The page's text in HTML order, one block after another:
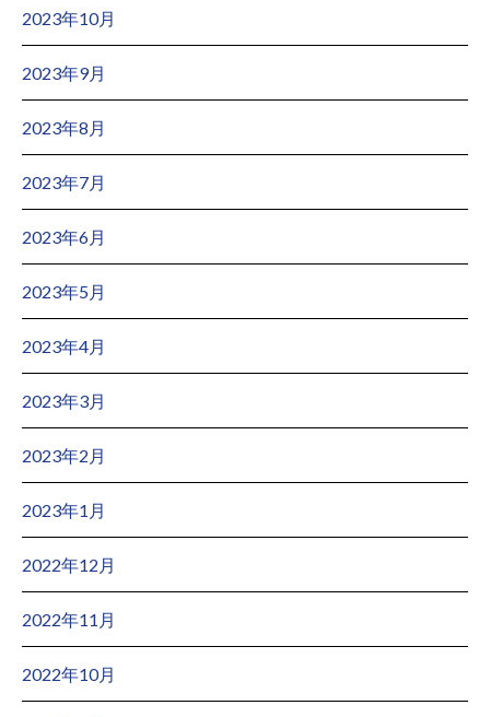
2023年10月
2023年9月
2023年8月
2023年7月
2023年6月
2023年5月
2023年4月
2023年3月
2023年2月
2023年1月
2022年12月
2022年11月
2022年10月